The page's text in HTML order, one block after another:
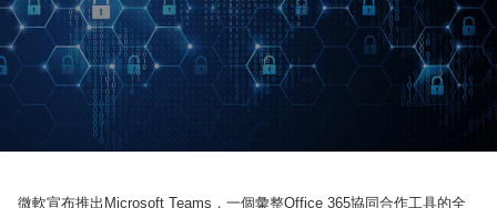
微軟宣布推出Microsoft Teams，一個彙整Office 365協同合作工具的全